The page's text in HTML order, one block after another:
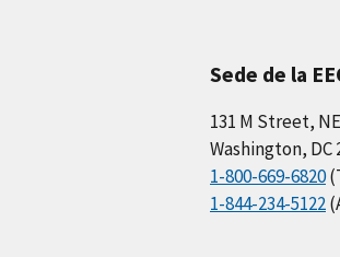
Sede de la
131 M Street, NE
Washington, DC
1-800-669-6820
1-844-234-5122